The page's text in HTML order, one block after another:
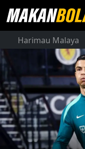
Harimau Malaya